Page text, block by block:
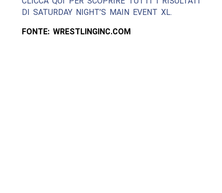
DI SATURDAY NIGHT’S MAIN EVENT XL.
FONTE: WRESTLINGINC.COM